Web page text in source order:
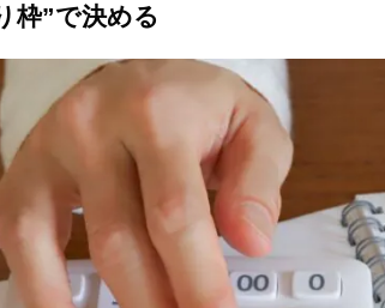
枠”で決める